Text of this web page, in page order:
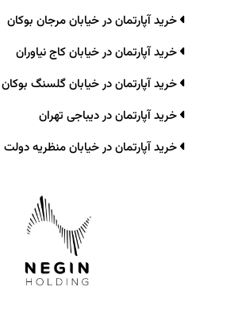
خرید آپارتمان در خیابان مرجان بوکان
خرید آپارتمان در خیابان کاج نیاوران
خرید آپارتمان در خیابان گلسنگ بوکان
خرید آپارتمان در دیباجی تهران
خرید آپارتمان در خیابان منظریه دولت